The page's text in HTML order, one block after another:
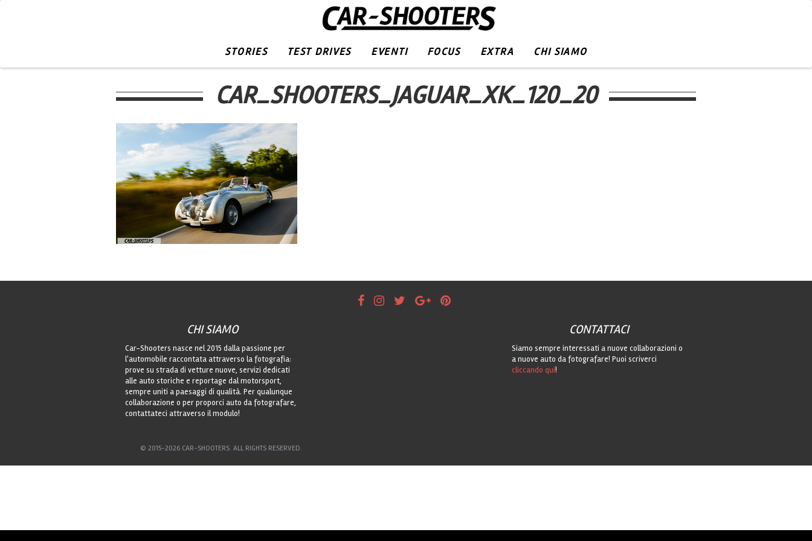
STORIES TEST DRIVES EVENTI FOCUS EXTRA CHI SIAMO
CAR_SHOOTERS_JAGUAR_XK_120_20
CHI SIAMO
Car-Shooters nasce nel 2015 dalla passione per
l'automobile raccontata attraverso la fotografia:
prove su strada di vetture nuove, servizi dedicati
alle auto storiche e reportage dal motorsport,
sempre uniti a paesaggi di qualità. Per qualunque
collaborazione o per proporci auto da fotografare,
contattateci attraverso il modulo!
CONTATTACI
Siamo sempre interessati a nuove collaborazioni o
a nuove auto da fotografare! Puoi scriverci
cliccando qui!
© 2015-2026 CAR-SHOOTERS. ALL RIGHTS RESERVED.